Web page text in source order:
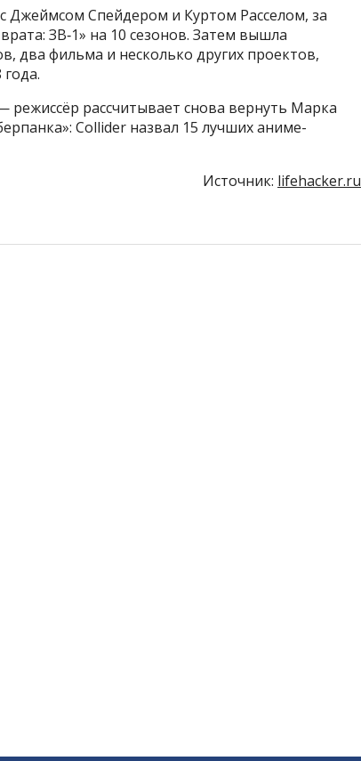
Джеймсом Спейдером и Куртом Расселом, за
ЗВ‑1» на 10 сезонов. Затем вышла
два фильма и несколько других проектов,
рассчитывает снова вернуть Марка
Collider назвал 15 лучших аниме-
Источник: lifehacker.ru